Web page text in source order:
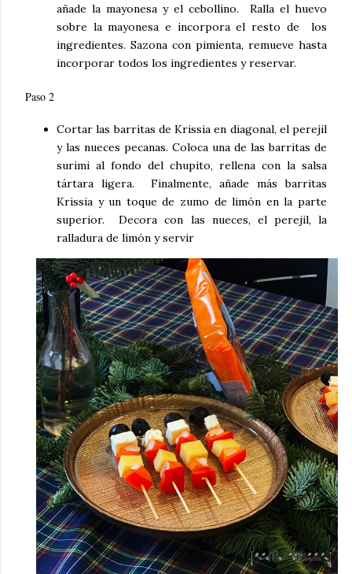
añade la mayonesa y el cebollino. Ralla el huevo
sobre la mayonesa e incorpora el resto de los
ingredientes. Sazona con pimienta, remueve hasta
incorporar todos los ingredientes y reservar.
Paso 2
Cortar las barritas de Krissia en diagonal, el perejil
y las nueces pecanas. Coloca una de las barritas de
surimi al fondo del chupito, rellena con la salsa
tártara ligera. Finalmente, añade más barritas
Krissia y un toque de zumo de limón en la parte
superior. Decora con las nueces, el perejil, la
ralladura de limón y servir